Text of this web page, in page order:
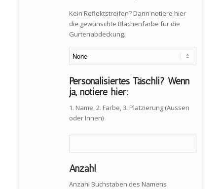
Kein Reflektstreifen? Dann notiere hier
die gewünschte Blachenfarbe für die
Gurtenabdeckung.
Personalisiertes Täschli? Wenn
ja, notiere hier:
1. Name, 2. Farbe, 3. Platzierung (Aussen
oder Innen)
Anzahl
Anzahl Buchstaben des Namens